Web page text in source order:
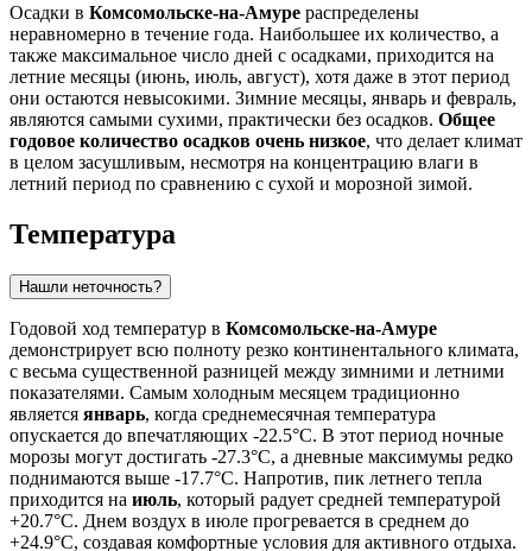
Осадки в Комсомольске-на-Амуре распределены
неравномерно в течение года. Наибольшее их количество, а
также максимальное число дней с осадками, приходится на
летние месяцы (июнь, июль, август), хотя даже в этот период
они остаются невысокими. Зимние месяцы, январь и февраль,
являются самыми сухими, практически без осадков. Общее
годовое количество осадков очень низкое, что делает климат
в целом засушливым, несмотря на концентрацию влаги в
летний период по сравнению с сухой и морозной зимой.
Температура
Нашли неточность?
Годовой ход температур в Комсомольске-на-Амуре
демонстрирует всю полноту резко континентального климата,
с весьма существенной разницей между зимними и летними
показателями. Самым холодным месяцем традиционно
является январь, когда среднемесячная температура
опускается до впечатляющих -22.5°C. В этот период ночные
морозы могут достигать -27.3°C, а дневные максимумы редко
поднимаются выше -17.7°C. Напротив, пик летнего тепла
приходится на июль, который радует средней температурой
+20.7°C. Днем воздух в июле прогревается в среднем до
+24.9°C, создавая комфортные условия для активного отдыха.